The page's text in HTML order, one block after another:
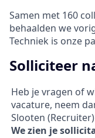
Samen met 160
behaalden we
Techniek is onze
Solliciteer
Heb je vragen of
vacature, neem
Slooten (Recruiter)
We zien je